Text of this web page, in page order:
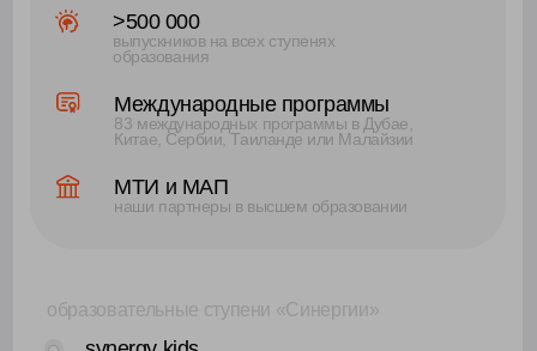
Каждый школьник может
выбрать то,
школа бизнеса
скидка на поступление
до 120 000₽
каждый год 100 учеников онлайн-
ступень «Синергии»